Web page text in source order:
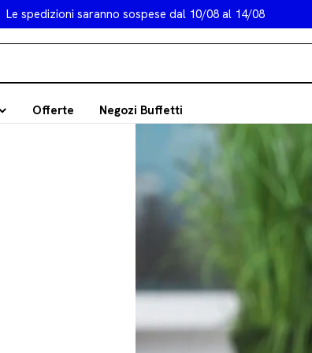
Le spedizioni saranno sospese dal 10/08 al 14/08
Offerte Negozi Buffetti